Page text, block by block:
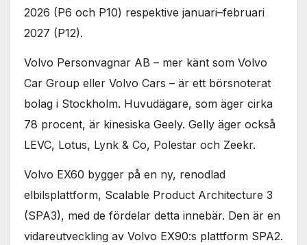
2026 (P6 och P10) respektive januari–februari
2027 (P12).
Volvo Personvagnar AB – mer känt som Volvo
Car Group eller Volvo Cars – är ett börsnoterat
bolag i Stockholm. Huvudägare, som äger cirka
78 procent, är kinesiska Geely. Gelly äger också
LEVC, Lotus, Lynk & Co, Polestar och Zeekr.
Volvo EX60 bygger på en ny, renodlad
elbilsplattform, Scalable Product Architecture 3
(SPA3), med de fördelar detta innebär. Den är en
vidareutveckling av Volvo EX90:s plattform SPA2.